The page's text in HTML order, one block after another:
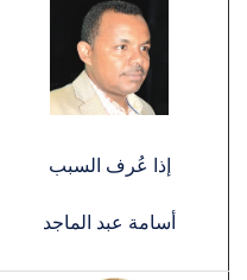
إذا عُرف السبب
أسامة عبد الماجد